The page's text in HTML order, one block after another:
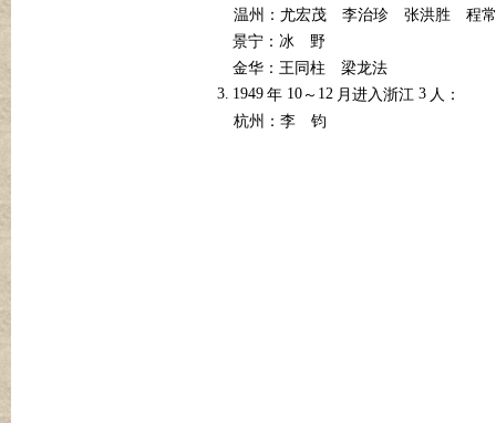
温州：尤宏茂
李治珍 张洪胜
程
景宁：冰
野
金华：王同柱
梁龙法
3. 1949 年 10～ 12 月进入浙江 3 人：
杭州：李
钧